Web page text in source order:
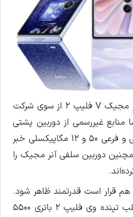
مشخصات دوربین آنر مجیک V فلیپ 2 از سوی شرکت
منابع غیررسمی از دوربین پشتی
دوگانه با سنسور اصلی و فرعی 50 و 12 مگاپیکسلی خبر
دوربین سلفی آنر مجیک را
هم قرار است قدرتمند ظاهر ‌شود.
بر اساس گزارش‌ها، قلب تپنده وی فلیپ 2 باتری 5500